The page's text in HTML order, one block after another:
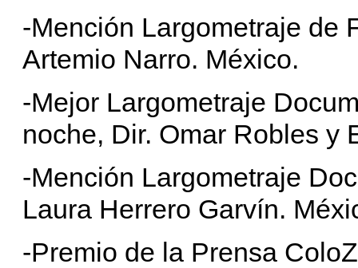
-Mención Largometraje de
Artemio Narro. México.
-Mejor Largometraje
noche, Dir. Omar Robles
-Mención Largometraje
Laura Herrero Garvín.
-Premio de la Prensa